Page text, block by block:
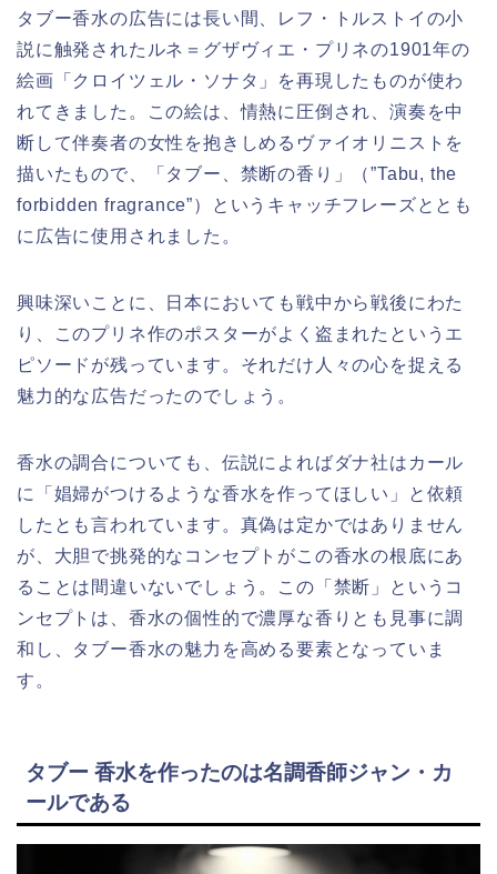
タブー香水の広告には長い間、レフ・トルストイの小
説に触発されたルネ＝グザヴィエ・プリネの1901年の
絵画「クロイツェル・ソナタ」を再現したものが使わ
れてきました。この絵は、情熱に圧倒され、演奏を中
断して伴奏者の女性を抱きしめるヴァイオリニストを
描いたもので、「タブー、禁断の香り」（”Tabu, the
forbidden fragrance”）というキャッチフレーズととも
に広告に使用されました。
興味深いことに、日本においても戦中から戦後にわた
り、このプリネ作のポスターがよく盗まれたというエ
ピソードが残っています。それだけ人々の心を捉える
魅力的な広告だったのでしょう。
香水の調合についても、伝説によればダナ社はカール
に「娼婦がつけるような香水を作ってほしい」と依頼
したとも言われています。真偽は定かではありません
が、大胆で挑発的なコンセプトがこの香水の根底にあ
ることは間違いないでしょう。この「禁断」というコ
ンセプトは、香水の個性的で濃厚な香りとも見事に調
和し、タブー香水の魅力を高める要素となっていま
す。
タブー 香水を作ったのは名調香師ジャン・カ
ールである